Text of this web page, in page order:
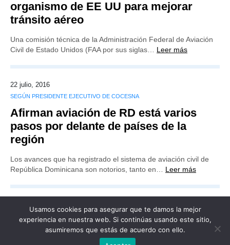
organismo de EE UU para mejorar
tránsito aéreo
Una comisión técnica de la Administración Federal de Aviación
Civil de Estado Unidos (FAA por sus siglas… Leer más
22 julio, 2016
SEGÚN PRESIDENTE EJECUTIVO DE COCESNA
Afirman aviación de RD está varios
pasos por delante de países de la
región
Los avances que ha registrado el sistema de aviación civil de
República Dominicana son notorios, tanto en… Leer más
Usamos cookies para asegurar que te damos la mejor
experiencia en nuestra web. Si continúas usando este sitio,
asumiremos que estás de acuerdo con ello.
Publicidad Redacción Contacto